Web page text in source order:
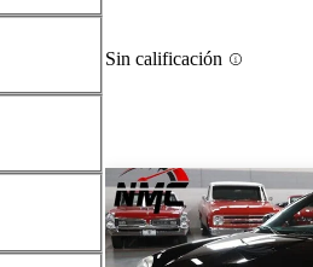
Sin calificación